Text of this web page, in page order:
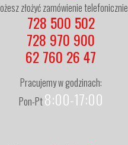
złożyć zamówienie telefonicznie
728 500 502
728 970 900
62 760 26 47
Pracujemy w godzinach:
Pon-Pt8:00-17:00